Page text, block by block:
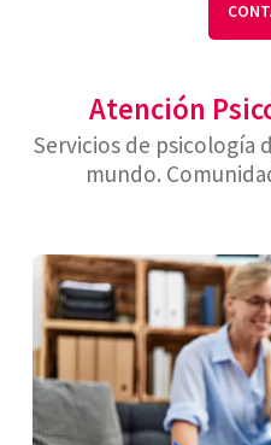
Atención
Servicios de psicología
mundo.